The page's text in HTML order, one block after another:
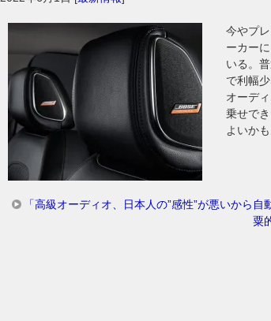
今やプ
ーカー
いる。
で利幅
オーデ
乗せで
よいか
「高級オーディオ、日本人の”感性”が悪いから
粟